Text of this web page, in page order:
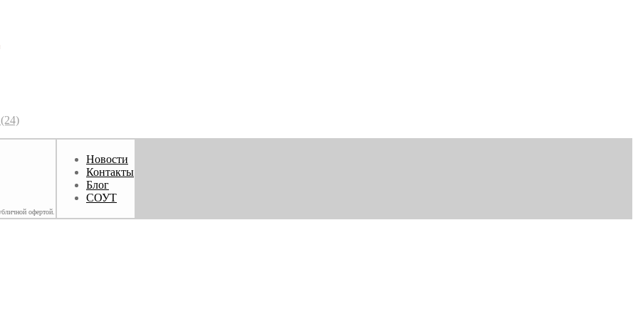
(24)
офертой.
Новости
Контакты
Блог
СОУТ